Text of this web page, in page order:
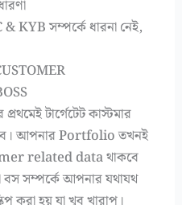
KYB সম্পর্কে ধারনা নেই,
টার্গেটেট কাস্টমার
আপনার Portfolio তখনই
related data থাকবে
সম্পর্কে আপনার যথাযথ